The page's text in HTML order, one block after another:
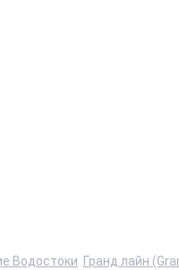
Водостоки Гранд лайн